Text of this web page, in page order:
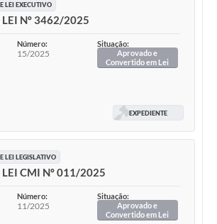
LEI EXECUTIVO
LEI Nº 3462/2025
Número:
15/2025
Situação:
Aprovado e
Convertido em Lei
EXPEDIENTE
LEI LEGISLATIVO
LEI CMI Nº 011/2025
Número:
11/2025
Situação:
Aprovado e
Convertido em Lei